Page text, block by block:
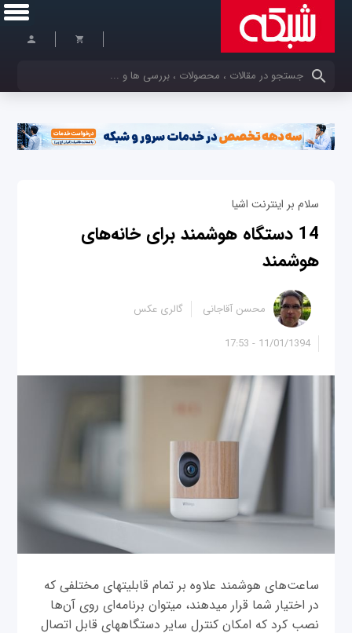
کلمات کلیدی خود را وارد کنید
سلام بر اینترنت اشیا
14 دستگاه هوشمند برای خانه‌های
هوشمند
11/01/1394 - 17:53
محسن آقاجانی گالری عکس
ساعت‌های هوشمند علاوه بر تمام قابلیت‎های مختلفی که
در اختیار شما قرار می‎دهند، می‎توان برنامه‌ای روی آن‌ها
نصب کرد که امکان کنترل سایر دستگاه‎های قابل اتصال